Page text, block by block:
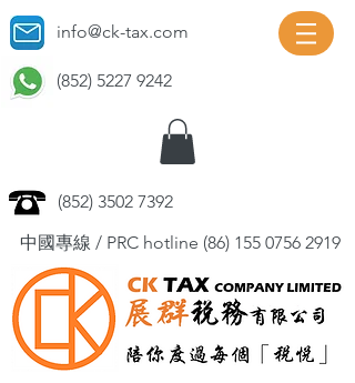
info@ck-tax.com
(852) 5227 9242
(852) 3502 7392
中國專線 / PRC hotline (86) 155 0756 2919